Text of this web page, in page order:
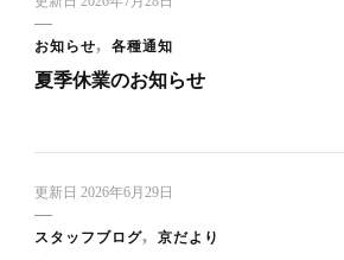
お知らせ 各種通知
夏季休業のお知らせ
更新日 2026年6月29日
スタッフブログ 京だより